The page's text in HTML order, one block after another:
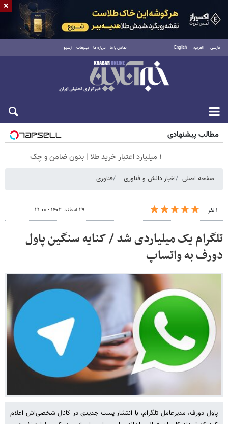
فارسی العربية English تماس با ما درباره ما تبلیغات آرشیو
جمعه ۱۶ مرداد ۱۴۰۵
مطالب پیشنهادی
۱ میلیارد اعتبار خرید طلا | بدون ضامن و چک
صفحه اصلی اخبار دانش و فناوری فناوری
۱ نفر ۲۹ اسفند ۱۴۰۳ - ۲۱:۰۰
تلگرام یک میلیاردی شد / کنایه سنگین پاول
دورف به واتساپ
پاول دورف، مدیرعامل تلگرام، با انتشار پست جدیدی در کانال شخصی‌اش اعلام
×